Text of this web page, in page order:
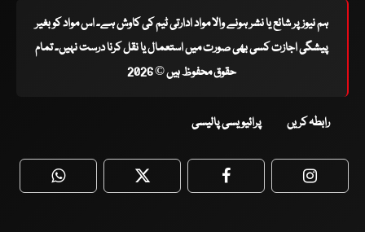
ہم نیوز پر شائع یا نشر ہونے والا مواد ادارتی ٹیم کی کاوش ہے۔ اس مواد کو بغیر
پیشگی اجازت کسی بھی صورت میں استعمال یا نقل کرنا درست نہیں۔ تمام
حقوق محفوظ ہیں © 2026
رابطہ کریں پرائیویسی پالیسی
WhatsApp Twitter Facebook